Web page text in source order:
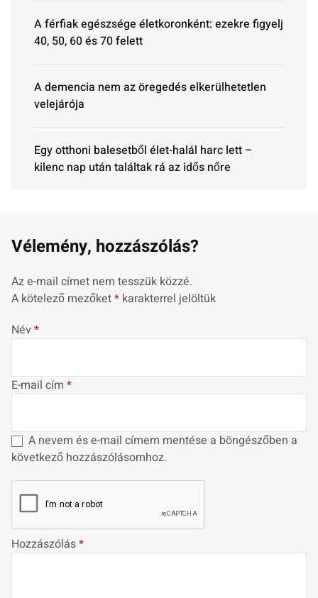
A férfiak egészsége életkoronként: ezekre figyelj
40, 50, 60 és 70 felett
A demencia nem az öregedés elkerülhetetlen
velejárója
Egy otthoni balesetből élet-halál harc lett –
kilenc nap után találtak rá az idős nőre
Vélemény, hozzászólás?
Az e-mail címet nem tesszük közzé.
A kötelező mezőket* karakterrel jelöltük
Név*
E-mail cím *
A nevem és e-mail címem mentése a böngészőben a
következő hozzászólásomhoz.
Hozzászólás*